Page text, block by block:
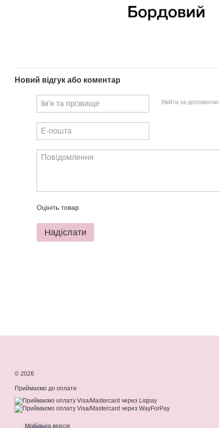
Новий відгук або коментар
Увійти за допомогою
Оцініть товар
Надіслати
© 2026
Приймаємо до оплати
Мобільна версія